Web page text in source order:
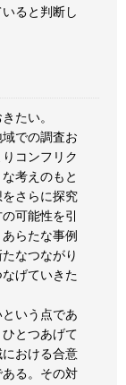
ると判断し
たい。
での調査お
コンフリク
考えのもと
さらに探究
可能性を引
らたな事例
なつながり
げていきた
いう点であ
とつあげて
おける合意
る。その対